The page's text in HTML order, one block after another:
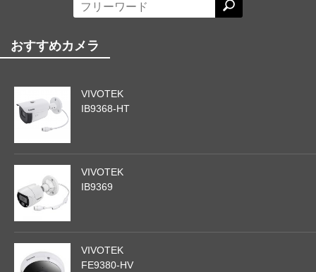
おすすめカメラ
VIVOTEK
IB9368-HT
VIVOTEK
IB9369
VIVOTEK
FE9380-HV